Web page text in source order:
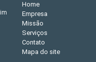
Home
Empresa
Missão
Serviços
Contato
Mapa do site